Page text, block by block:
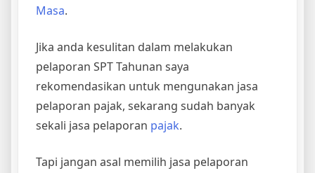
Masa.
Jika anda kesulitan dalam melakukan
pelaporan SPT Tahunan saya
rekomendasikan untuk mengunakan jasa
pelaporan pajak, sekarang sudah banyak
sekali jasa pelaporan pajak.
Tapi jangan asal memilih jasa pelaporan